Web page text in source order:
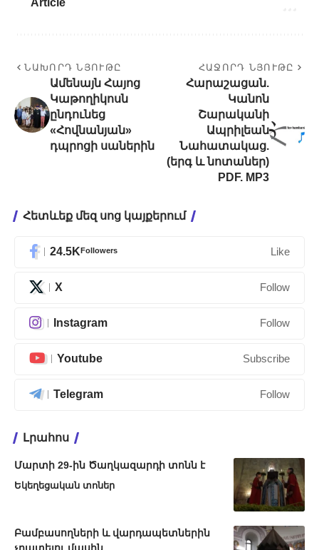
ՆԱԽՈՐԴ ՆՅՈՒԹԸ
Ամենայն Հայոց
Կաթողիկոսն
ընդունեց
«Հովնանյան»
դպրոցի սաներին
ՀԱՋՈՐԴ ՆՅՈՒԹԸ
Հարաշացան.
Կանոն
Շարականի
Ապրիլեան
Նահատակաց.
(երգ և նոտաներ)
PDF. MP3
Հետևեք մեզ սոց կայքերում
24.5KFollowers Like
X Follow
Instagram Follow
Youtube Subscribe
Telegram Follow
Լրահոս
Մարտի 29-ին Ծաղկազարդի տոնն է
Եկեղեցական տոներ
Բամբասողների և վարդապետներին
չդատելու մասին